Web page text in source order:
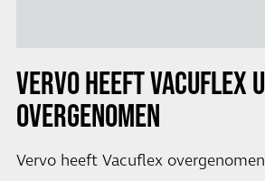
VERVO HEEFT VACUFLEX
OVERGENOMEN
Vervo heeft Vacuflex